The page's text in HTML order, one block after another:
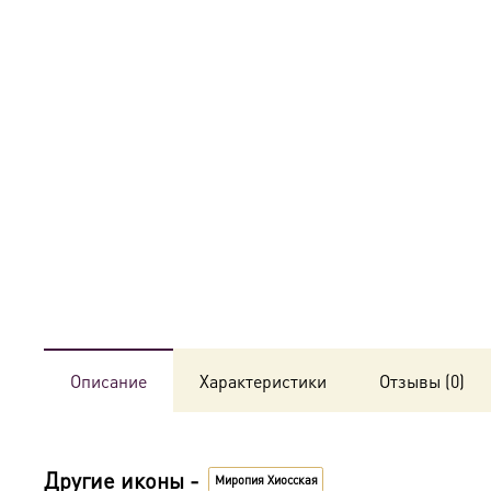
Описание Характеристики Отзывы (0)
Другие иконы - Миропия Хиосская